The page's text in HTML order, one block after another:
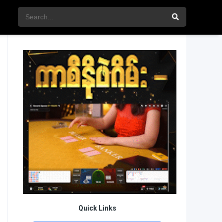
Quick Links